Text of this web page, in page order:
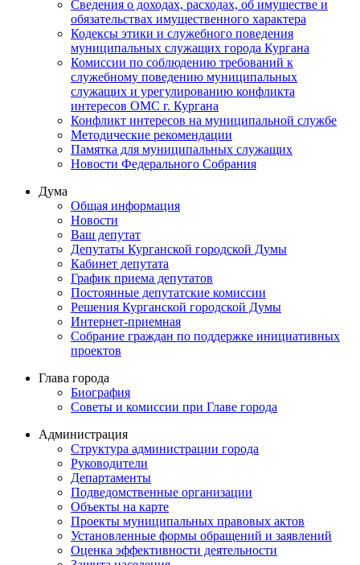
Сведения о доходах, расходах, об имуществе и
обязательствах имущественного характера
Кодексы этики и служебного поведения
муниципальных служащих города Кургана
Комиссии по соблюдению требований к
служебному поведению муниципальных
служащих и урегулированию конфликта
интересов ОМС г. Кургана
Конфликт интересов на муниципальной службе
Методические рекомендации
Памятка для муниципальных служащих
Новости Федерального Cобрания
Дума
Общая информация
Новости
Ваш депутат
Депутаты Курганской городской Думы
Кабинет депутата
График приема депутатов
Постоянные депутатские комиссии
Решения Курганской городской Думы
Интернет-приемная
Собрание граждан по поддержке инициативных
проектов
Глава города
Биография
Советы и комиссии при Главе города
Администрация
Структура администрации города
Руководители
Департаменты
Подведомственные организации
Объекты на карте
Проекты муниципальных правовых актов
Установленные формы обращений и заявлений
Оценка эффективности деятельности